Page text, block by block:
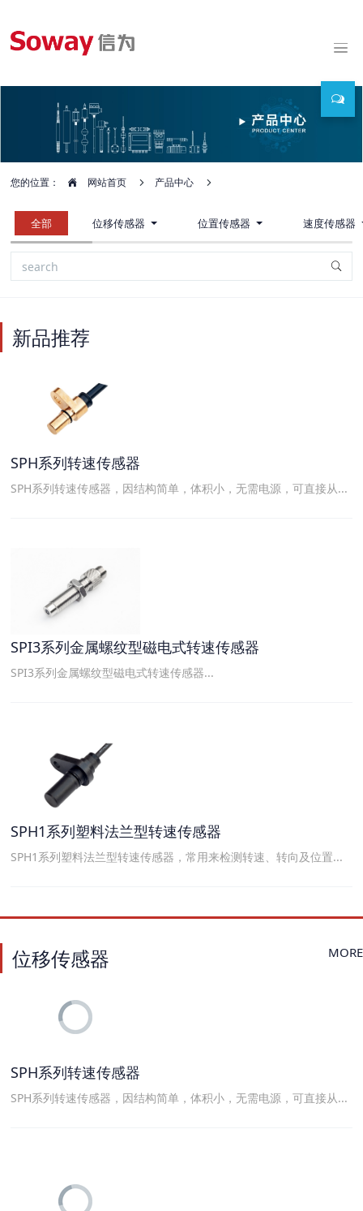
您的位置： 网站首页 产品中心
全部 位移传感器 位置传感器 速度传感器
新品推荐
SPH系列转速传感器
SPH系列转速传感器，因结构简单，体积小，无需电源，可直接从...
SPI3系列金属螺纹型磁电式转速传感器
SPI3系列金属螺纹型磁电式转速传感器...
SPH1系列塑料法兰型转速传感器
SPH1系列塑料法兰型转速传感器，常用来检测转速、转向及位置...
位移传感器 MORE
SPH系列转速传感器
SPH系列转速传感器，因结构简单，体积小，无需电源，可直接从...